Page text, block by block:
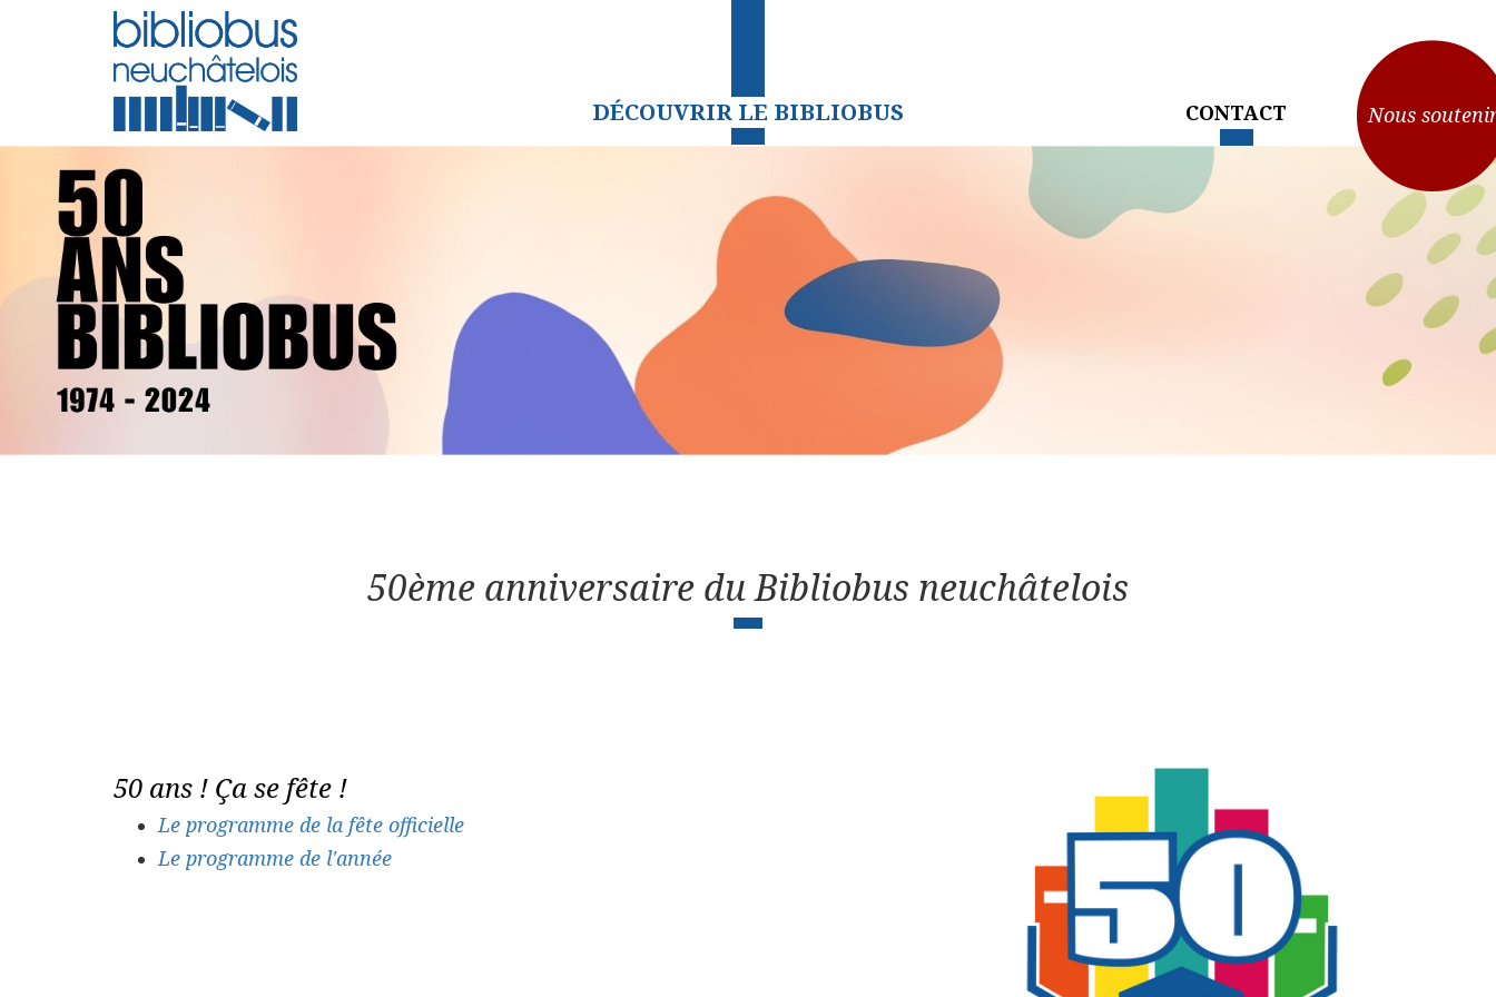
CONTACT
DÉCOUVRIR LE BIBLIOBUS Nous
50ème anniversaire du Bibliobus neuchâtelois
50 ans ! Ça se fête !
Le programme de la fête officielle
Le programme de l'année